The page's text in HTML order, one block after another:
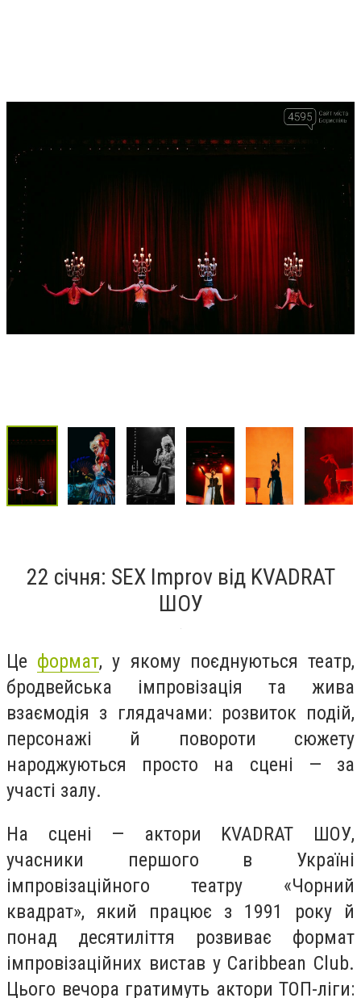
22 січня: SEX Improv від KVADRAT
ШОУ
Це формат, у якому поєднуються театр,
бродвейська імпровізація та жива
взаємодія з глядачами: розвиток подій,
персонажі й повороти сюжету
народжуються просто на сцені — за
участі залу.
На сцені — актори KVADRAT ШОУ,
учасники першого в Україні
імпровізаційного театру «Чорний
квадрат», який працює з 1991 року й
понад десятиліття розвиває формат
імпровізаційних вистав у Caribbean Club.
Цього вечора гратимуть актори ТОП-ліги: